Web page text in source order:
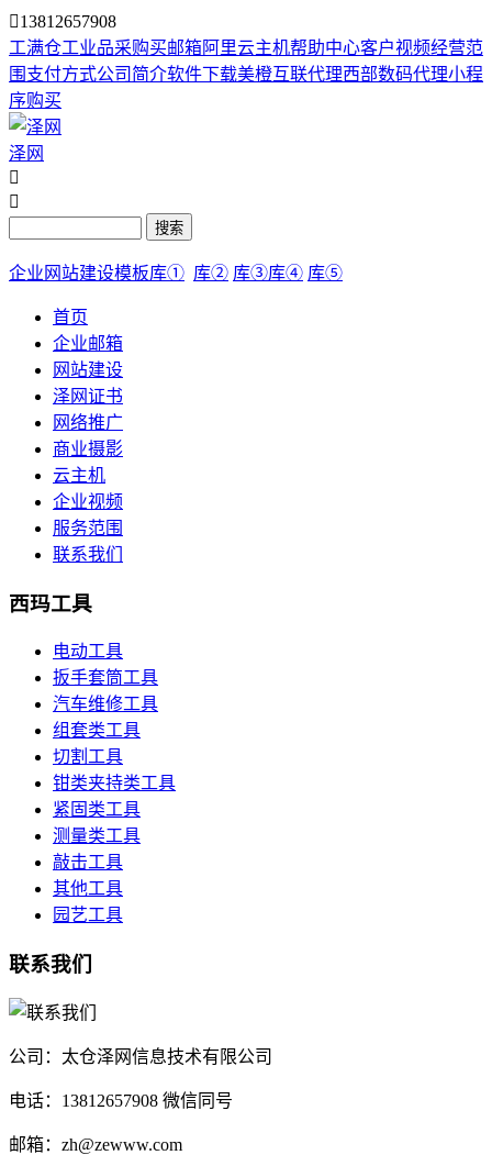
13812657908
工满仓工业品采购买邮箱阿里云主机帮助中心客户视频经营范
围 支付方式公司简介软件下载美橙互联代理西部数码代理小程
序购买
泽网


搜索
企业网站建设模板库① 库② 库③库④ 库⑤
首页
企业邮箱
网站建设
泽网证书
网络推广
商业摄影
云主机
企业视频
服务范围
联系我们
西玛工具
电动工具
扳手套筒工具
汽车维修工具
组套类工具
切割工具
钳类夹持类工具
紧固类工具
测量类工具
敲击工具
其他工具
园艺工具
联系我们
公司：太仓泽网信息技术有限公司
电话：13812657908 微信同号
邮箱：zh@zewww.com